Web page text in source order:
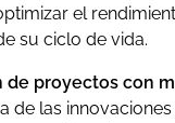
el
su ciclo de vida.
de proyectos con
de las